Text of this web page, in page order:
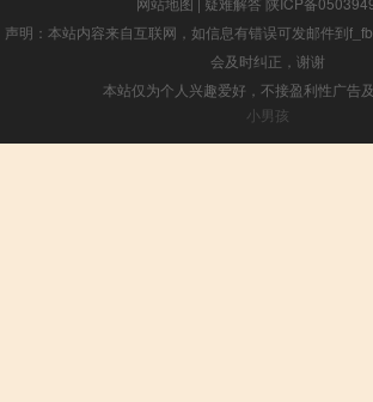
声明：本站内容来自互联网，如信息有错误可发邮件到
会及时纠正，谢谢
本站仅为个人兴趣爱好，不接盈利性广告
小男孩